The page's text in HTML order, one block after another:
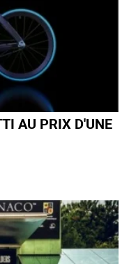
AU PRIX D'UNE